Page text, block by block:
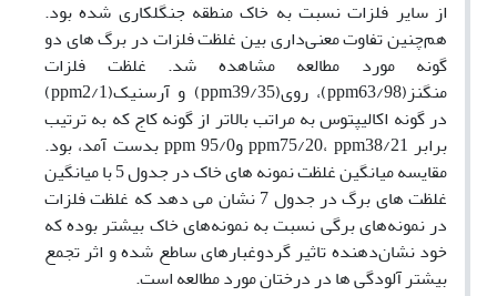
از سایر فلزات نسبت به خاک منطقه جنگلکاری شده بود.
هم‌چنین تفاوت معنی‌داری بین غلظت فلزات در برگ های دو
گونه مورد مطالعه مشاهده شد. غلظت فلزات
منگنز(ppm63/98)، روی(ppm39/35) و آرسنیک(ppm2/1)
در گونه اکالیپتوس به مراتب بالاتر از گونه کاج که به ترتیب
برابر ppm75/20، ppm38/21 وppm 95/0 بدست آمد، بود.
مقایسه میانگین غلظت نمونه های خاک در جدول 5 با میانگین
غلظت های برگ در جدول 7 نشان می دهد که غلظت فلزات
در نمونه‌های برگی نسبت به نمونه‌های خاک بیشتر بوده که
خود نشان‌دهنده تاثیر گردوغبارهای ساطع شده و اثر تجمع
بیشتر آلودگی ها در درختان مورد مطالعه است.